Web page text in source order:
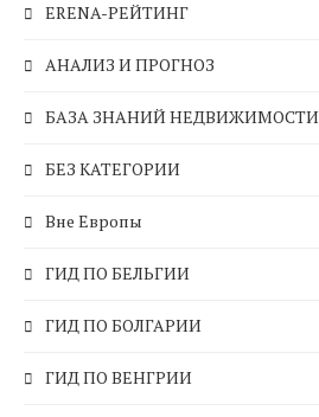
ERENA-РЕЙТИНГ
АНАЛИЗ И ПРОГНОЗ
БАЗА ЗНАНИЙ НЕДВИЖИМОСТИ
БЕЗ КАТЕГОРИИ
Вне Европы
ГИД ПО БЕЛЬГИИ
ГИД ПО БОЛГАРИИ
ГИД ПО ВЕНГРИИ